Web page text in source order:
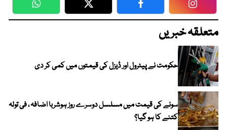
WhatsApp Twitter Facebook
متعلقہ خبریں
حکومت نے پیٹرول اور ڈیزل کی قیمتوں میں کمی کر دی
سونے کی قیمت میں مسلسل دوسرے روز ہوشربا اضافہ ، فی تولہ
کتنے کا ہو گیا؟